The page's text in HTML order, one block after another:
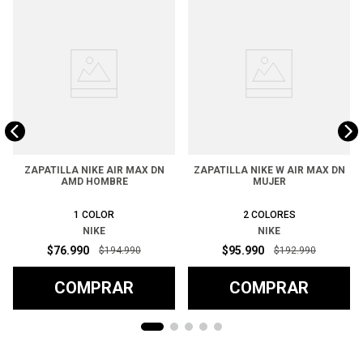
ZAPATILLA NIKE AIR MAX DN
AMD HOMBRE
1 COLOR
NIKE
$76.990 $194.990
COMPRAR
ZAPATILLA NIKE W AIR MAX DN
MUJER
2 COLORES
NIKE
$95.990 $192.990
COMPRAR